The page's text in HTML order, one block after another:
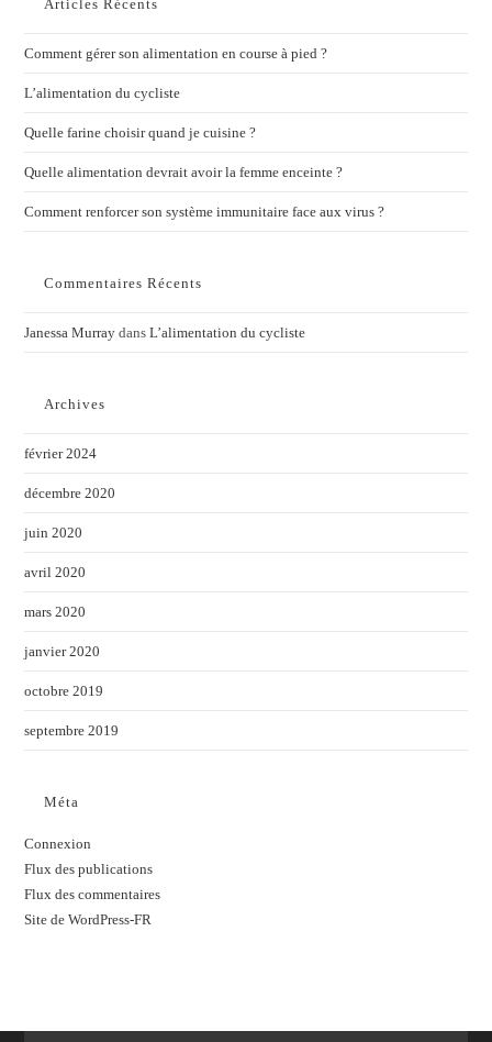
Articles Récents
Comment gérer son alimentation en course à pied ?
L’alimentation du cycliste
Quelle farine choisir quand je cuisine ?
Quelle alimentation devrait avoir la femme enceinte ?
Comment renforcer son système immunitaire face aux virus ?
Commentaires Récents
Janessa Murray dansL’alimentation du cycliste
Archives
février 2024
décembre 2020
juin 2020
avril 2020
mars 2020
janvier 2020
octobre 2019
septembre 2019
Méta
Connexion
Flux des publications
Flux des commentaires
Site de WordPress-FR